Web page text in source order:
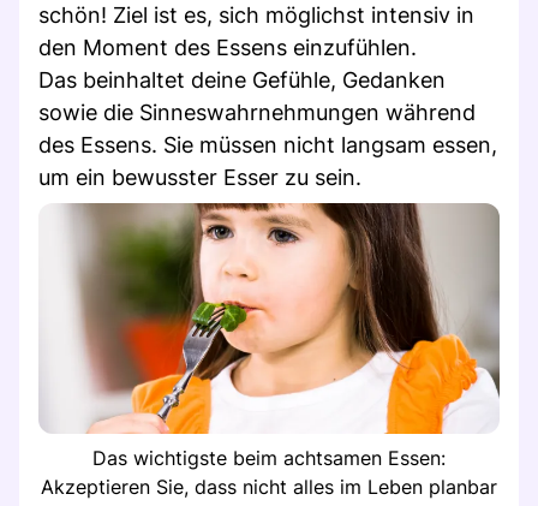
schön! Ziel ist es, sich möglichst intensiv in
den Moment des Essens einzufühlen.
Das beinhaltet deine Gefühle, Gedanken
sowie die Sinneswahrnehmungen während
des Essens. Sie müssen nicht langsam essen,
um ein bewusster Esser zu sein.
Das wichtigste beim achtsamen Essen:
Akzeptieren Sie, dass nicht alles im Leben planbar